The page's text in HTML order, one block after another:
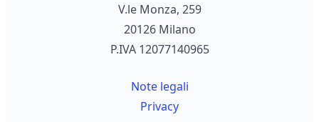
V.le Monza, 259
20126 Milano
P.IVA 12077140965
Note legali
Privacy